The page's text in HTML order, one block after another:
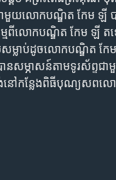
មួយ​លោក​បណ្ឌិត​ កែម ឡី បាន​
ម្ម​ពី​លោក​បណ្ឌិត​ កែម ឡី​ ត
រាម​សម្លាប់​ដូច​លោក​បណ្ឌិត​
ាន​សម្ភាសន៍​តាម​ទូរស័ព្ទ​ជ
ៅ​កន្លែង​ពិធី​បុណ្យ​សព​លោ